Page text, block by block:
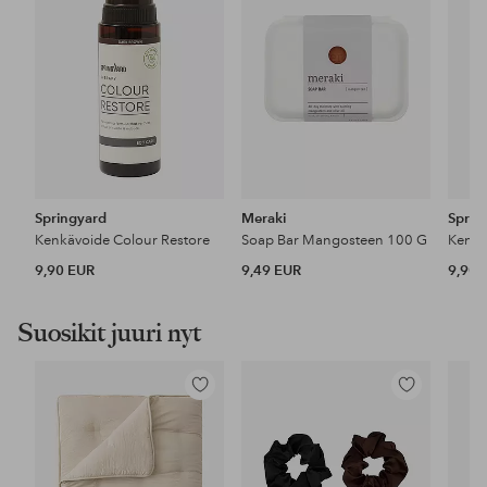
Springyard
Kenkävoide Colour Restore
9,90 EUR
Meraki
Soap Bar Mangosteen 100 G
9,49 EUR
9,90
Suosikit juuri nyt
Lisää
Lisää